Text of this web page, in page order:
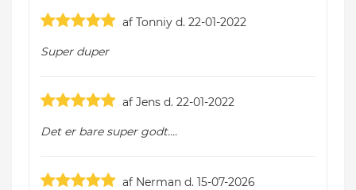
af Tonniy d. 22-01-2022
Super duper
af Jens d. 22-01-2022
Det er bare super godt....
af Nerman d. 15-07-2026